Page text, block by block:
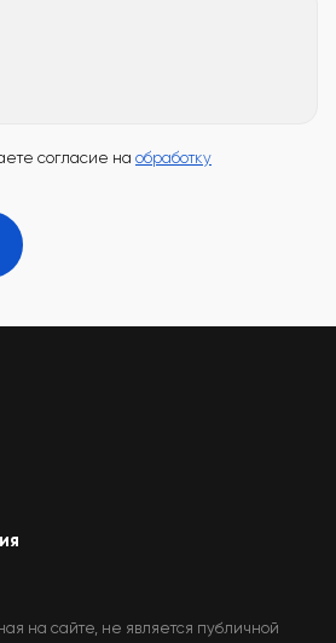
согласие на обработку
на сайте, не является публичной